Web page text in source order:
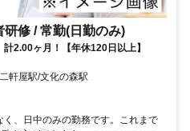
修 / 常勤(日勤のみ)
2.00ヶ月！【年休120日以上】
軒屋駅/文化の森駅
、日中のみの勤務です。これまで